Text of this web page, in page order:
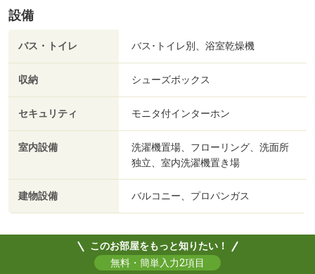
設備
バス・トイレ バス･トイレ別、浴室乾燥機
収納 シューズボックス
セキュリティ モニタ付インターホン
室内設備
洗濯機置場、フローリング、洗面所
独立、室内洗濯機置き場
建物設備 バルコニー、プロパンガス
このお部屋をもっと知りたい！
無料・簡単入力2項目